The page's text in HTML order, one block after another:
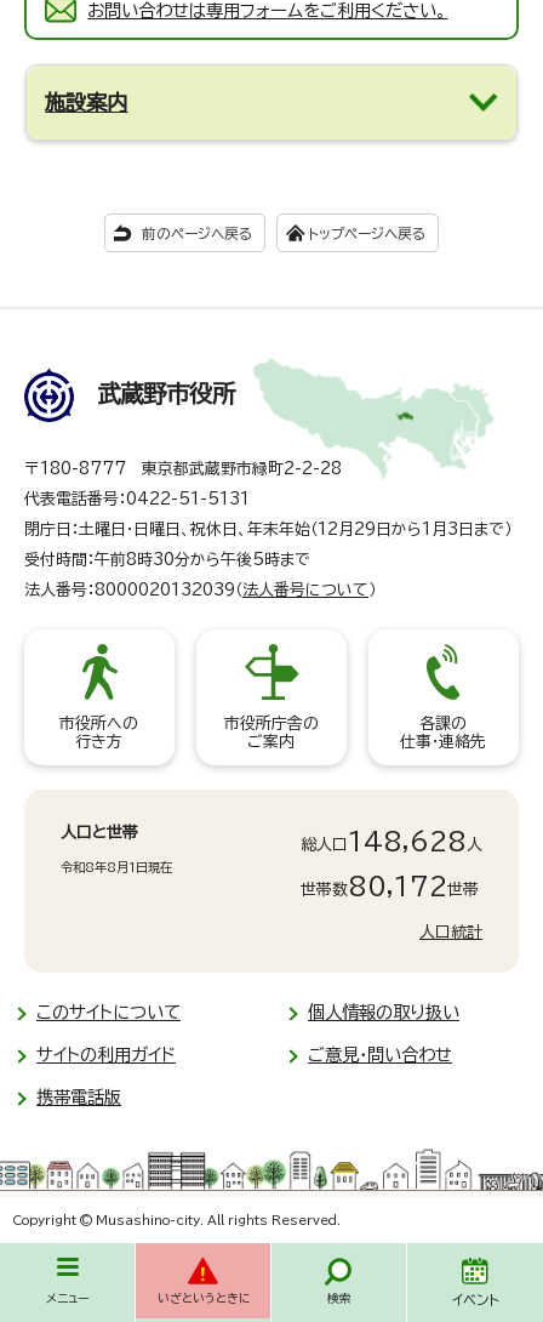
お問い合わせは専用フォームをご利用ください。
施設案内
前のページへ戻る トップページへ戻る
メニュー いざというときに 検索 イベント
武蔵野市役所
〒180-8777 東京都武蔵野市緑町2-2-28
代表電話番号：0422-51-5131
閉庁日：土曜日・日曜日、祝休日、年末年始（12月29日から1月3日まで）
受付時間：午前8時30分から午後5時まで
法人番号：8000020132039（ 法人番号について ）
市役所への
行き方
市役所庁舎の
ご案内
各課の
仕事・連絡先
人口と世帯
令和8年8月1日現在
総人口 148,628 人
世帯数80,172世帯
人口統計
このサイトについて 個人情報の取り扱い
サイトの利用ガイド ご意見・問い合わせ
携帯電話版
Copyright © Musashino-city. All rights Reserved.